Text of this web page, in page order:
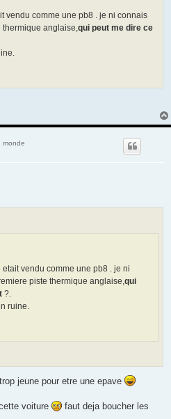
vendu comme une pb8 . je ni connais
thermique anglaise,qui peut me dire ce
monde
vendu comme une pb8 . je ni
piste thermique anglaise, qui
?.
ruine.
jeune pour etre une epave
voiture
faut deja boucher les